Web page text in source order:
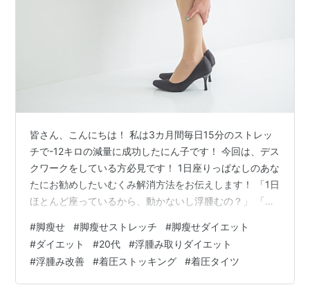
皆さん、こんにちは！ 私は3カ月間毎日15分のストレッ
チで-12キロの減量に成功したにん子です！ 今回は、デス
クワークをしている方必見です！ 1日座りっぱなしのあな
たにお勧めしたいむくみ解消方法をお伝えします！ 「1日
ほとんど座っているから、動かないし浮腫むの？」 「仕
に....」 などど考えたことがある方、いますよね。 デスク
ワークってめちゃくちゃ脚浮腫みます。 動かないからこ
そ、浮腫みやすいです。 「ふくらはぎは体の中の第二の
#脚瘦せ #脚瘦せストレッチ #脚瘦せダイエット
#ダイエット #20代 #浮腫み取りダイエット
#浮腫み改善 #着圧ストッキング #着圧タイツ